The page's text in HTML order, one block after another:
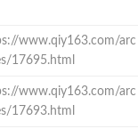
www.qiy163.com/arc
17695.html
www.qiy163.com/arc
17693.html